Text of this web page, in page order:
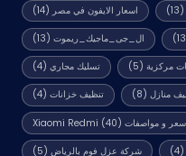
اسعار الايفون في مصر (14) (13)
ال_جى_ماجيك_ريموت(13)
تسليك مجاري(4) مركزية (5)
تنظيف خزانات(4) منازل (8)
سعر و مواصفات Xiaomi Redmi (40)
شركة عزل فوم بالرياض(5) (4)